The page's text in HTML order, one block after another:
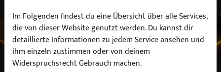
SUCHEN
Im Folgenden findest du eine Übersicht über alle Services,
die von dieser Website genutzt werden. Du kannst dir
detaillierte Informationen zu jedem Service ansehen und
ihm einzeln zustimmen oder von deinem
Widerspruchsrecht Gebrauch machen.